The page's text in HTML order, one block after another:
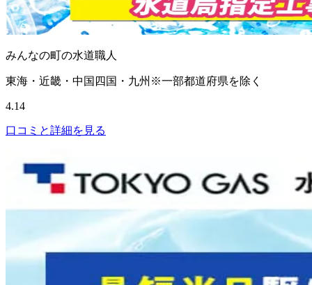
みんなの町の水道職人
東海・近畿・中国四国・九州※一部都道府県を除く
4.14
口コミと詳細を見る